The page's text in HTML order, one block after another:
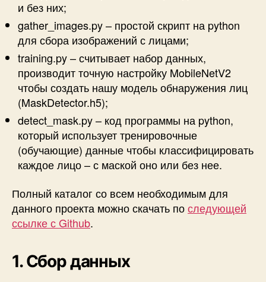
и без них;
gather_images.py– простой скрипт на python
для сбора изображений с лицами;
training.py– считывает набор данных,
производит точную настройку MobileNetV2
чтобы создать нашу модель обнаружения лиц
(MaskDetector.h5);
detect_mask.py– код программы на python,
который использует тренировочные
(обучающие) данные чтобы классифицировать
каждое лицо – с маской оно или без нее.
Полный каталог со всем необходимым для
данного проекта можно скачать последующей
ссылке с Github.
1. Сбор данных